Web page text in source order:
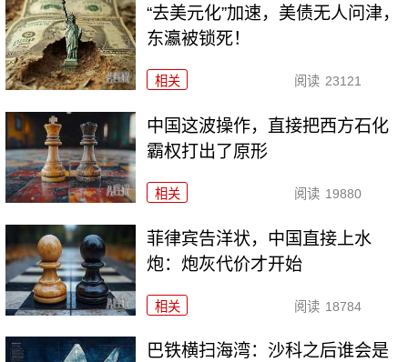
“去美元化”加速，美债无人问津，
东瀛被锁死！
相关 阅读 23121
中国这波操作，直接把西方石化
霸权打出了原形
相关 阅读 19880
菲律宾告洋状，中国直接上水
炮：炮灰代价才开始
相关 阅读 18784
巴铁横扫海湾：沙科之后谁会是